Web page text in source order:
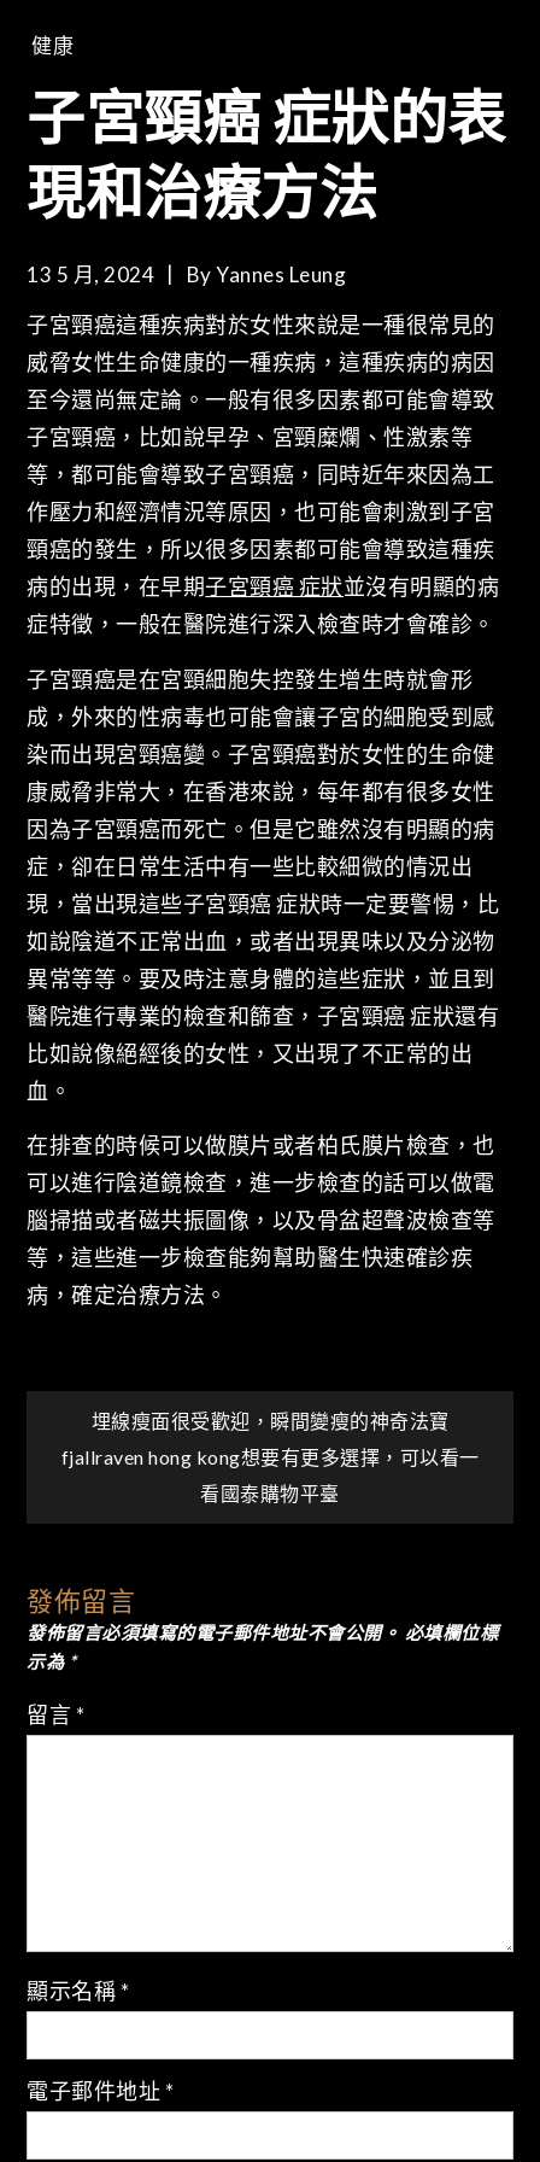
健康
子宮頸癌 症狀的表
現和治療方法
13 5 月, 2024 ByYannes Leung
子宮頸癌這種疾病對於女性來說是一種很常見的
威脅女性生命健康的一種疾病，這種疾病的病因
至今還尚無定論。一般有很多因素都可能會導致
子宮頸癌，比如說早孕、宮頸糜爛、性激素等
等，都可能會導致子宮頸癌，同時近年來因為工
作壓力和經濟情況等原因，也可能會刺激到子宮
頸癌的發生，所以很多因素都可能會導致這種疾
病的出現，在早期子宮頸癌 症狀並沒有明顯的病
症特徵，一般在醫院進行深入檢查時才會確診。
子宮頸癌是在宮頸細胞失控發生增生時就會形
成，外來的性病毒也可能會讓子宮的細胞受到感
染而出現宮頸癌變。子宮頸癌對於女性的生命健
康威脅非常大，在香港來說，每年都有很多女性
因為子宮頸癌而死亡。但是它雖然沒有明顯的病
症，卻在日常生活中有一些比較細微的情況出
現，當出現這些子宮頸癌 症狀時一定要警惕，比
如說陰道不正常出血，或者出現異味以及分泌物
異常等等。要及時注意身體的這些症狀，並且到
醫院進行專業的檢查和篩查，子宮頸癌 症狀還有
比如說像絕經後的女性，又出現了不正常的出
血。
在排查的時候可以做膜片或者柏氏膜片檢查，也
可以進行陰道鏡檢查，進一步檢查的話可以做電
腦掃描或者磁共振圖像，以及骨盆超聲波檢查等
等，這些進一步檢查能夠幫助醫生快速確診疾
病，確定治療方法。
文
覽
埋線瘦面很受歡迎，瞬間變瘦的神奇法寶
fjallraven hong kong想要有更多選擇，可以看一
看國泰購物平臺
發佈留言
發佈留言必須填寫的電子郵件地址不會公開。 必填欄位標
示為 *
留言 *
顯示名稱 *
電子郵件地址 *